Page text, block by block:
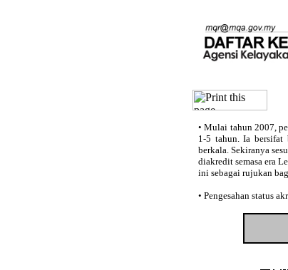
• Mulai tahun 2007,
1-5 tahun. Ia bersifat
berkala. Sekiranya
diakredit semasa era
ini sebagai rujukan
• Pengesahan status